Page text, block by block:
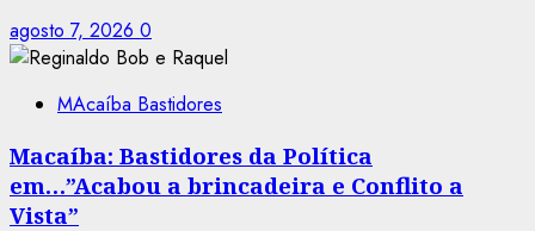
agosto 7, 2026 0
MAcaíba Bastidores
Macaíba: Bastidores da Política
em…”Acabou a brincadeira e Conflito a
Vista”